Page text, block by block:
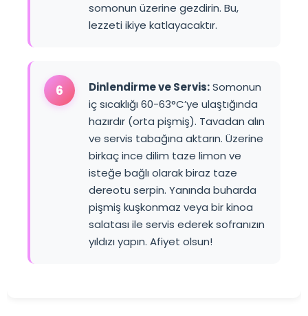
somonun üzerine gezdirin. Bu,
lezzeti ikiye katlayacaktır.
6 Dinlendirme ve Servis:Somonun
iç sıcaklığı 60-63°C’ye ulaştığında
hazırdır (orta pişmiş). Tavadan alın
ve servis tabağına aktarın. Üzerine
birkaç ince dilim taze limon ve
isteğe bağlı olarak biraz taze
dereotu serpin. Yanında buharda
pişmiş kuşkonmaz veya bir kinoa
salatası ile servis ederek sofranızın
yıldızı yapın. Afiyet olsun!